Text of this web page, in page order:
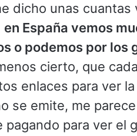
dicho unas cuantas
en España vemos
o podemos por los
cierto, que
enlaces para ver
se emite, me
pagando para ver el